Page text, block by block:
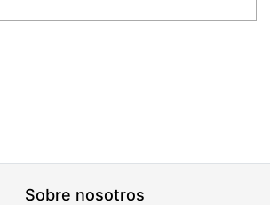
Sobre nosotros